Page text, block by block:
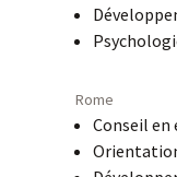
Rome
Conseil